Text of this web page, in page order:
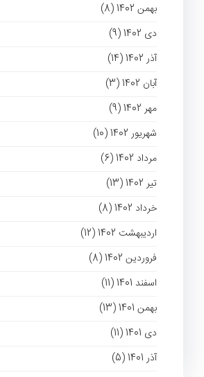
بهمن 1402 (8)
دی 1402 (9)
آذر 1402 (14)
آبان 1402 (3)
مهر 1402 (9)
شهریور 1402 (10)
مرداد 1402 (6)
تیر 1402 (13)
خرداد 1402 (8)
اردیبهشت 1402 (12)
فروردین 1402 (8)
اسفند 1401 (11)
بهمن 1401 (13)
دی 1401 (11)
آذر 1401 (5)